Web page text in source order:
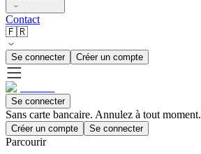
Contact
🇫🇷
Se connecter Créer un compte
Se connecter
Sans carte bancaire. Annulez à tout moment.
Créer un compte Se connecter
Parcourir